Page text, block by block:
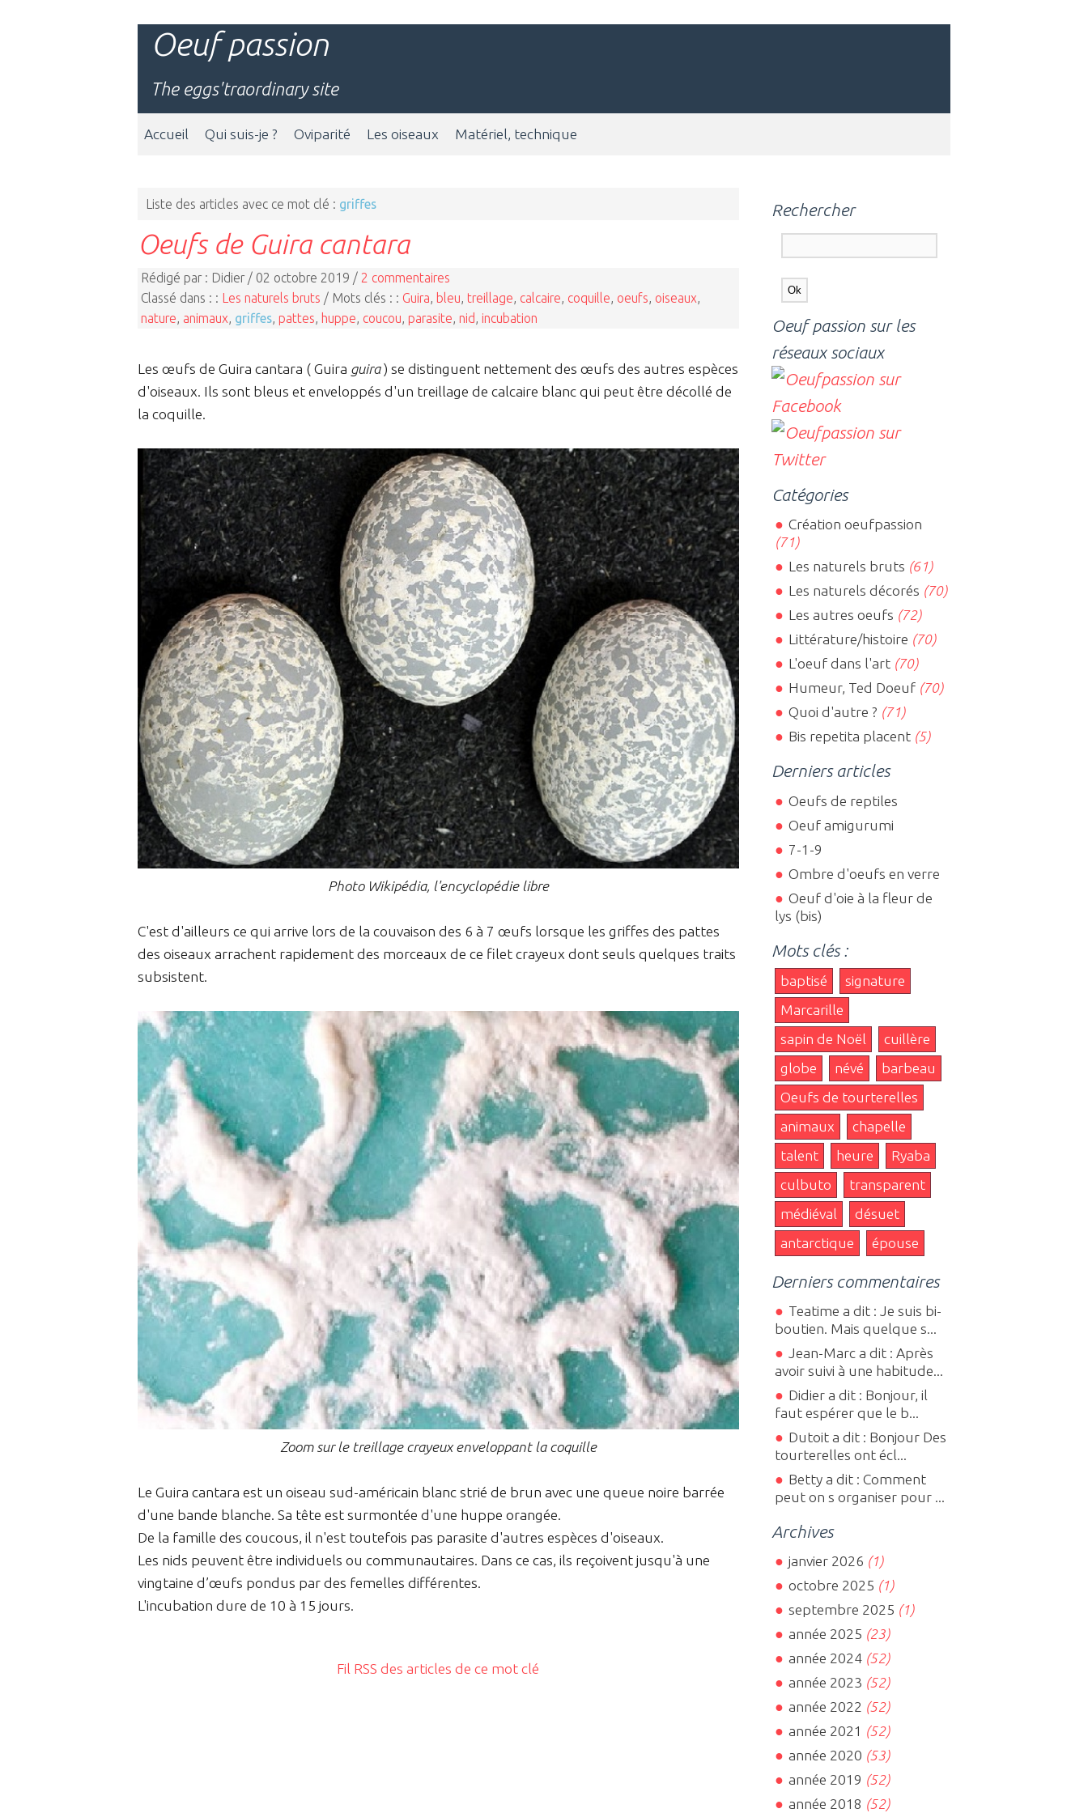
Oeuf passion
The eggs'traordinary site
Accueil Qui suis-je ? Oviparité Les oiseaux Matériel, technique
Liste des articles avec ce mot clé : griffes
Oeufs de Guira cantara
Rédigé par : Didier / 02 octobre 2019 / 2 commentaires
Classé dans : : Les naturels bruts / Mots clés : : Guira bleu treillage calcaire coquille oeufs oiseaux
nature animaux griffes pattes huppe coucou parasite nid incubation
Les œufs de Guira cantara ( Guira guira) se distinguent nettement des œufs des autres espèces
d'oiseaux. Ils sont bleus et enveloppés d'un treillage de calcaire blanc qui peut être décollé de
la coquille.
Photo Wikipédia, l'encyclopédie libre
C'est d'ailleurs ce qui arrive lors de la couvaison des 6 à 7 œufs lorsque les griffes des pattes
des oiseaux arrachent rapidement des morceaux de ce filet crayeux dont seuls quelques traits
subsistent.
Zoom sur le treillage crayeux enveloppant la coquille
Le Guira cantara est un oiseau sud-américain blanc strié de brun avec une queue noire barrée
d'une bande blanche. Sa tête est surmontée d'une huppe orangée.
De la famille des coucous, il n'est toutefois pas parasite d'autres espèces d'oiseaux.
Les nids peuvent être individuels ou communautaires. Dans ce cas, ils reçoivent jusqu'à une
vingtaine d’œufs pondus par des femelles différentes.
L'incubation dure de 10 à 15 jours.
Fil RSS des articles de ce mot clé
Rechercher
Oeuf passion sur les
réseaux sociaux
Catégories
Création oeufpassion
(71)
Les naturels bruts (61)
Les naturels décorés (70)
Les autres oeufs (72)
Littérature/histoire (70)
L'oeuf dans l'art(70)
Humeur, Ted Doeuf(70)
Quoi d'autre ? (71)
Bis repetita placent(5)
Derniers articles
Oeufs de reptiles
Oeuf amigurumi
7-1-9
Ombre d'oeufs en verre
Oeuf d'oie à la fleur de
lys (bis)
Mots clés :
baptisé
signature
Marcarille
sapin de Noël
cuillère
globe
névé
barbeau
Oeufs de tourterelles
animaux
chapelle
talent
heure
Ryaba
culbuto
transparent
médiéval
désuet
antarctique
épouse
Derniers commentaires
Teatime a dit : Je suis bi-
boutien. Mais quelque s...
Jean-Marc a dit : Après
avoir suivi à une habitude...
Didier a dit : Bonjour, il
faut espérer que le b...
Dutoit a dit : Bonjour Des
tourterelles ont écl...
Betty a dit : Comment
peut on s organiser pour ...
Archives
janvier 2026 (1)
octobre 2025 (1)
septembre 2025 (1)
année 2025 (23)
année 2024(52)
année 2023 (52)
année 2022 (52)
année 2021 (52)
année 2020 (53)
année 2019 (52)
année 2018 (52)